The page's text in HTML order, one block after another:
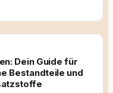
Dein Guide für
Bestandteile und